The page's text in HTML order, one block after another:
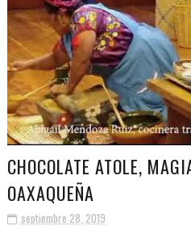
CHOCOLATE ATOLE,
OAXAQUEÑA
septiembre 28, 2019